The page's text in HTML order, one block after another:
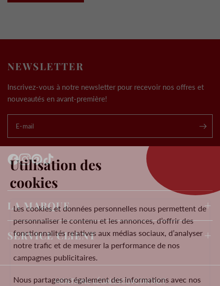
NEWSLETTER
Inscrivez-vous à notre newsletter pour recevoir nos offres et
nouveautés en avant-première!
E-mail
LA MARQUE
SERVICE CLIENT
MENTIONS LÉGALESCGVCONTACT
Utilisation des
cookies
Les cookies et données personnelles nous permettent de
personnaliser le contenu et les annonces, d’offrir des
fonctionnalités relatives aux médias sociaux, d’analyser
notre trafic et de mesurer la performance de nos
campagnes publicitaires.
Nous partageons également des informations avec nos